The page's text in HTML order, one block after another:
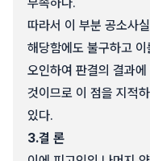
따라서 이 부분 공소사
해당함에도 불구하고
오인하여 판결의 결과
것이므로 이 점을 지적
있다.
3.결 론